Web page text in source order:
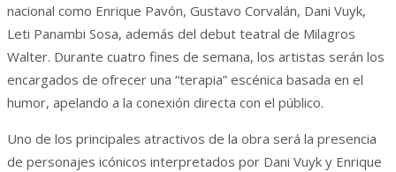
nacional como Enrique Pavón, Gustavo Corvalán, Dani Vuyk,
Leti Panambi Sosa, además del debut teatral de Milagros
Walter. Durante cuatro fines de semana, los artistas serán los
encargados de ofrecer una “terapia” escénica basada en el
humor, apelando a la conexión directa con el público.
Uno de los principales atractivos de la obra será la presencia
de personajes icónicos interpretados por Dani Vuyk y Enrique